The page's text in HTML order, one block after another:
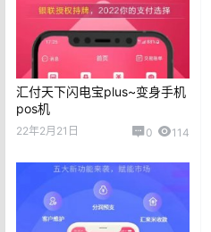
汇付天下闪电宝plus~变身手机
pos机
22年2月21日 0 114